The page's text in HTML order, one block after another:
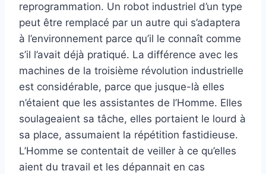
reprogrammation. Un robot industriel d’un type
peut être remplacé par un autre qui s’adaptera
à l’environnement parce qu’il le connaît comme
s’il l’avait déjà pratiqué. La différence avec les
machines de la troisième révolution industrielle
est considérable, parce que jusque-là elles
n’étaient que les assistantes de l’Homme. Elles
soulageaient sa tâche, elles portaient le lourd à
sa place, assumaient la répétition fastidieuse.
L’Homme se contentait de veiller à ce qu’elles
aient du travail et les dépannait en cas